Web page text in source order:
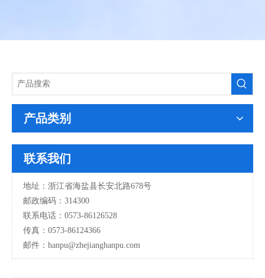
产品类别
联系我们
地址：浙江省海盐县长安北路678号
邮政编码：314300
联系电话：0573-86126528
传真：0573-86124366
邮件：hanpu@zhejianghanpu.com